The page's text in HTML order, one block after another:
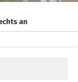
an